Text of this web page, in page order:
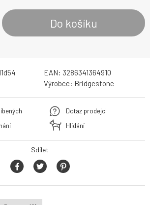
Do košíku
EAN: 3286341364910
Výrobce: Bridgestone
Dotaz prodejci
Hlídání
Sdílet